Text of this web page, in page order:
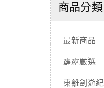
商品分類
最新商品
霹靂嚴選
東離劍遊紀